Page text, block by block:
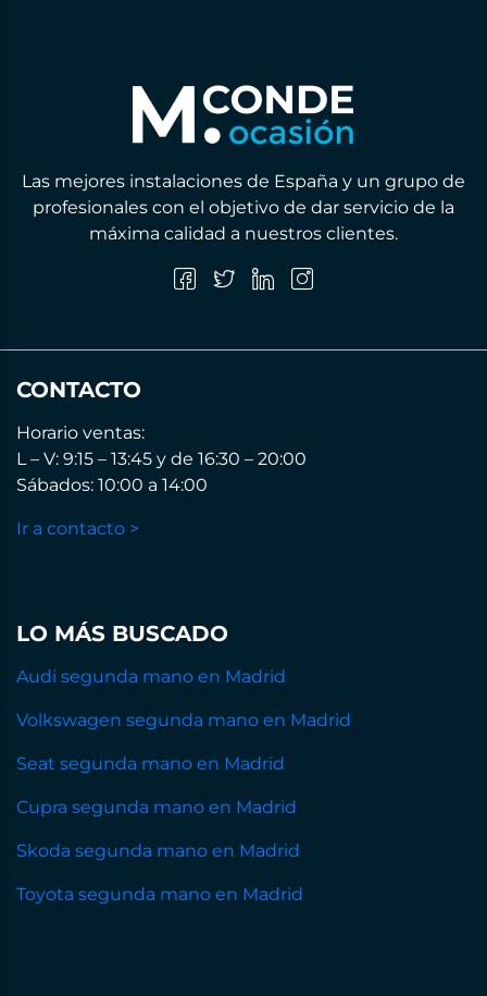
Las mejores instalaciones de España y un grupo de
profesionales con el objetivo de dar servicio de la
máxima calidad a nuestros clientes.
CONTACTO
Horario ventas:
L – V: 9:15 – 13:45 y de 16:30 – 20:00
Sábados: 10:00 a 14:00
Ir a contacto >
LO MÁS BUSCADO
Audi segunda mano en Madrid
Volkswagen segunda mano en Madrid
Seat segunda mano en Madrid
Cupra segunda mano en Madrid
Skoda segunda mano en Madrid
Toyota segunda mano en Madrid